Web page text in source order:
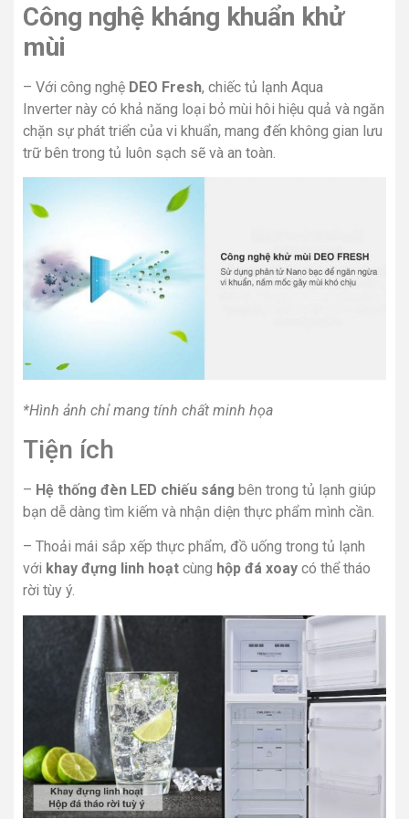
Công nghệ kháng khuẩn khử
mùi
– Với công nghệ DEO Fresh, chiếc tủ lạnh Aqua
Inverter này có khả năng loại bỏ mùi hôi hiệu quả và ngăn
chặn sự phát triển của vi khuẩn, mang đến không gian lưu
trữ bên trong tủ luôn sạch sẽ và an toàn.
*Hình ảnh chỉ mang tính chất minh họa
Tiện ích
– Hệ thống đèn LED chiếu sáng bên trong tủ lạnh giúp
bạn dễ dàng tìm kiếm và nhận diện thực phẩm mình cần.
– Thoải mái sắp xếp thực phẩm, đồ uống trong tủ lạnh
với khay đựng linh hoạt cùng hộp đá xoay có thể tháo
rời tùy ý.